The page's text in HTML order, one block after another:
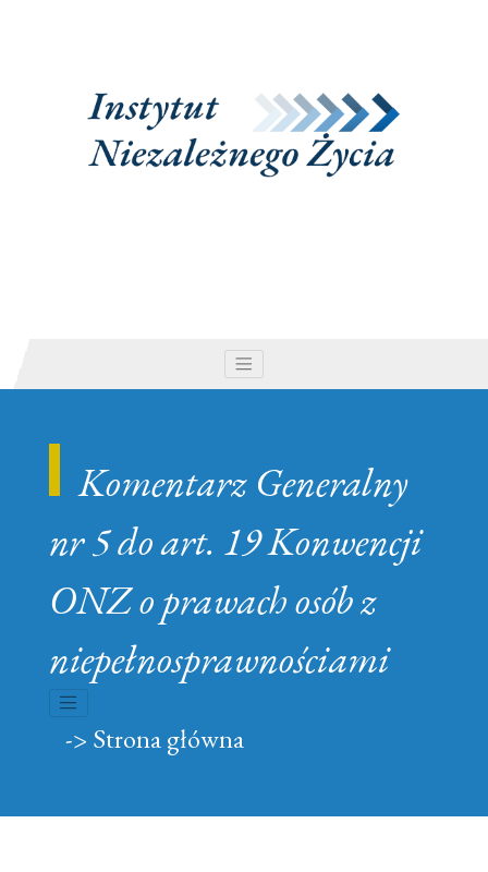
nawigacja rozwijana
Komentarz Generalny
nr 5 do art. 19 Konwencji
ONZ o prawach osób z
niepełnosprawnościami
nawigacja rozwijana
-> Strona główna